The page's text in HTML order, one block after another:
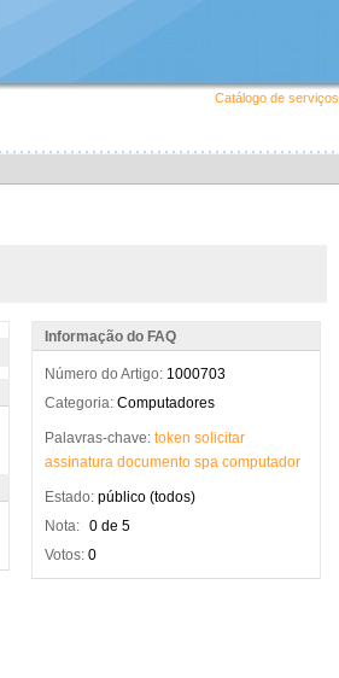
Catálogo de serviços
Informação do FAQ
Número do Artigo: 1000703
Categoria: Computadores
Palavras-chave: token solicitar
assinatura documento spa computador
Estado: público (todos)
Nota: 0 de 5
Votos: 0